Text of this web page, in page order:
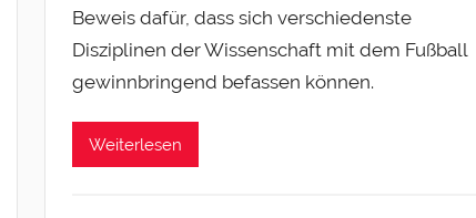
Beweis dafür, dass sich verschiedenste
Disziplinen der Wissenschaft mit dem Fußball
gewinnbringend befassen können.
Weiterlesen